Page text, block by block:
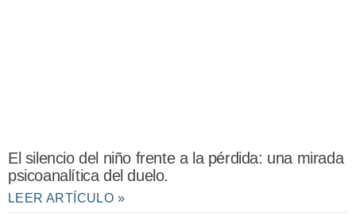
El silencio del niño frente a la pérdida: una mirada
psicoanalítica del duelo.
LEER ARTÍCULO »